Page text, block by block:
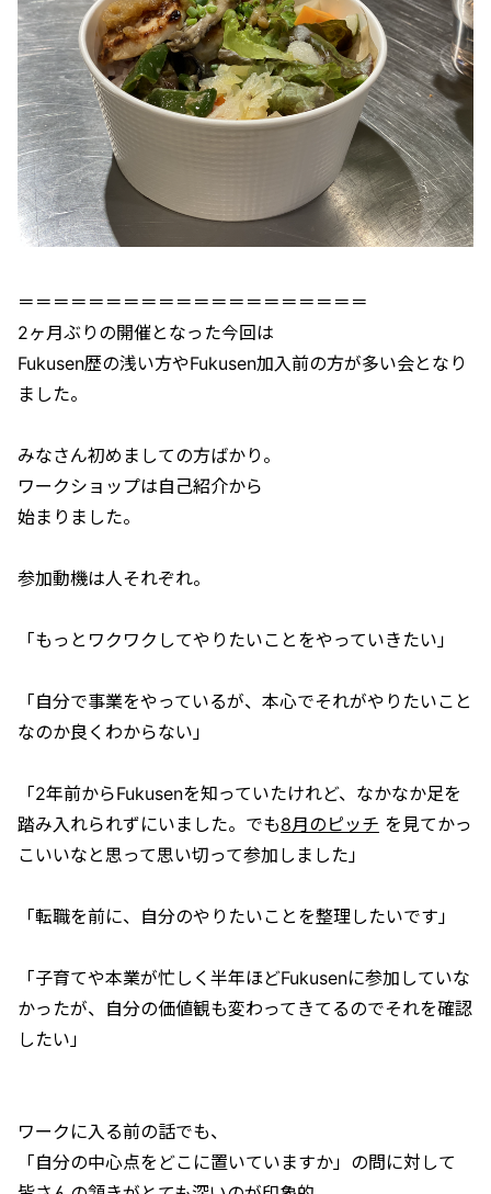
＝＝＝＝＝＝＝＝＝＝＝＝＝＝＝＝＝＝＝＝
2ヶ月ぶりの開催となった今回は
Fukusen歴の浅い方やFukusen加入前の方が多い会となり
ました。
みなさん初めましての方ばかり。
ワークショップは自己紹介から
始まりました。
参加動機は人それぞれ。
「もっとワクワクしてやりたいことをやっていきたい」
「自分で事業をやっているが、本心でそれがやりたいこと
なのか良くわからない」
「2年前からFukusenを知っていたけれど、なかなか足を
踏み入れられずにいました。でも8月のピッチ を見てかっ
こいいなと思って思い切って参加しました」
「転職を前に、自分のやりたいことを整理したいです」
「子育てや本業が忙しく半年ほどFukusenに参加していな
かったが、自分の価値観も変わってきてるのでそれを確認
したい」
ワークに入る前の話でも、
「自分の中心点をどこに置いていますか」の問に対して